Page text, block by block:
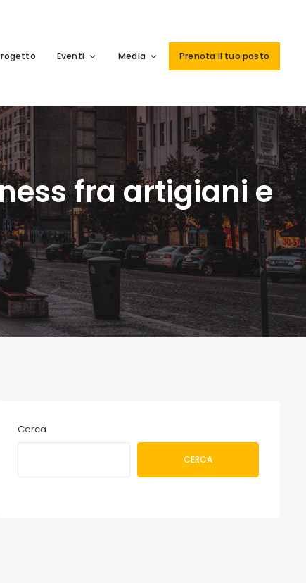
Eventi Media Prenota il tuo posto
fra artigiani e
Cerca
CERCA